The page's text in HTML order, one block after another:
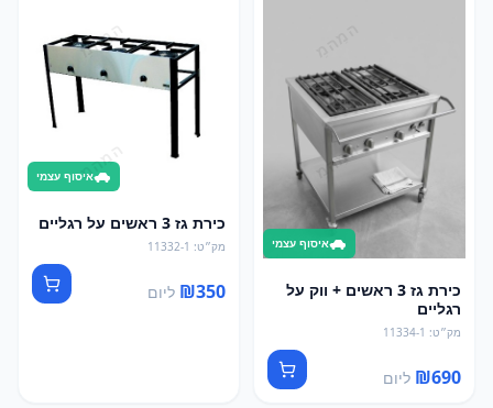
איסוף עצמי
כירת גז 3 ראשים + ווק על
רגליים
מק״ט:
11334-1
₪690 ליום
איסוף עצמי
כירת גז 3 ראשים על רגליים
מק״ט:
11332-1
₪350 ליום